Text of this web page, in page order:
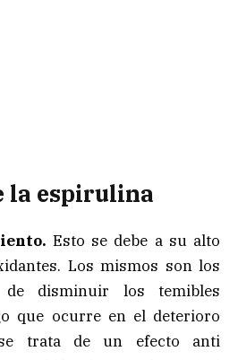
la espirulina
Esto se debe a su alto
Los mismos son los
disminuir los temibles
que ocurre en el deterioro
trata de un efecto anti